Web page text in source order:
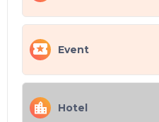
Event
Hotel